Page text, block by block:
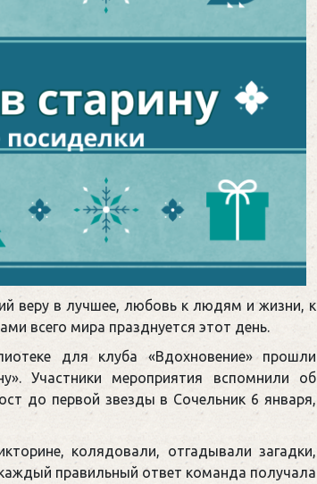
веру в лучшее, любовь к людям и жизни, к
всего мира празднуется этот день.
для клуба «Вдохновение» прошли
Участники мероприятия вспомнили об
до первой звезды в Сочельник 6 января,
колядовали, отгадывали загадки,
правильный ответ команда получала